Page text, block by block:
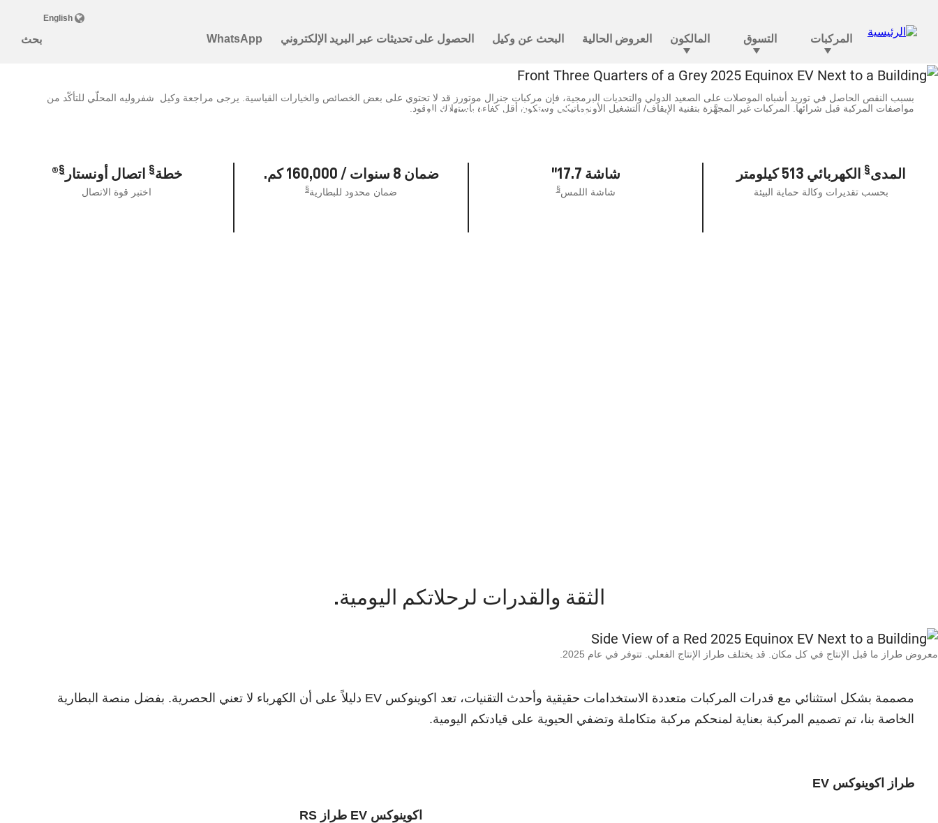
أول اكوينوكس كهربائية بالكامل على الإطلاق
معروض طراز ما قبل الإنتاج في كل مكان. قد يختلف طراز الإنتاج الفعلي. تتوفر في عام 2025.
بسبب النقص الحاصل في توريد أشباه الموصلات على الصعيد الدولي والتحديات البرمجية، فإن مركبات جنرال موتورز قد لا تحتوي على بعض الخصائص والخيارات القياسية. يرجى مراجعة وكيل شفروليه المحلّي للتأكّد من
مواصفات المركبة قبل شرائها. المركبات غير المجهَّزة بتقنية الإيقاف/ التشغيل الأوتوماتيكي وستكون أقل كفاءة باستهلاك الوقود.
المدى§الكهربائي 513 كيلومتر
بحسب تقديرات وكالة حماية البيئة
شاشة 17.7"
شاشة اللمس§
ضمان 8 سنوات / 160,000 كم.
ضمان محدود للبطارية§
خطة§اتصال أونستار§
®
اختبر قوة الاتصال
الثقة والقدرات لرحلاتكم اليومية.
معروض طراز ما قبل الإنتاج في كل مكان. قد يختلف طراز الإنتاج الفعلي. تتوفر في عام 2025.
مصممة بشكل استثنائي مع قدرات المركبات متعددة الاستخدامات حقيقية وأحدث التقنيات، تعد اكوينوكس EV دليلاً على أن الكهرباء لا تعني الحصرية. بفضل منصة البطارية
الخاصة بنا، تم تصميم المركبة بعناية لمنحكم مركبة متكاملة وتضفي الحيوية على قيادتكم اليومية.
طراز اكوينوكس EV
اكوينوكس EV طراز RS